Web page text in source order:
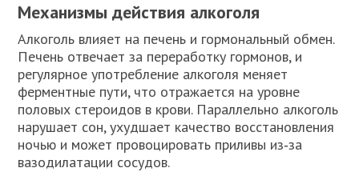
Механизмы действия алкоголя
Алкоголь влияет на печень и гормональный обмен.
Печень отвечает за переработку гормонов, и
регулярное употребление алкоголя меняет
ферментные пути, что отражается на уровне
половых стероидов в крови. Параллельно алкоголь
нарушает сон, ухудшает качество восстановления
ночью и может провоцировать приливы из‑за
вазодилатации сосудов.